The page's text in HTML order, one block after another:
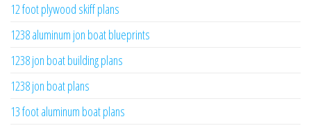
12 foot plywood skiff plans
1238 aluminum jon boat blueprints
1238 jon boat building plans
1238 jon boat plans
13 foot aluminum boat plans